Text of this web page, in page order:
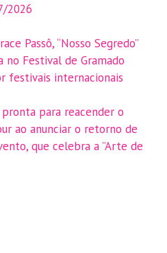
2026
Passô, “Nosso Segredo”
no Festival de Gramado
festivais internacionais
para reacender o
ao anunciar o retorno de
que celebra a ”Arte de